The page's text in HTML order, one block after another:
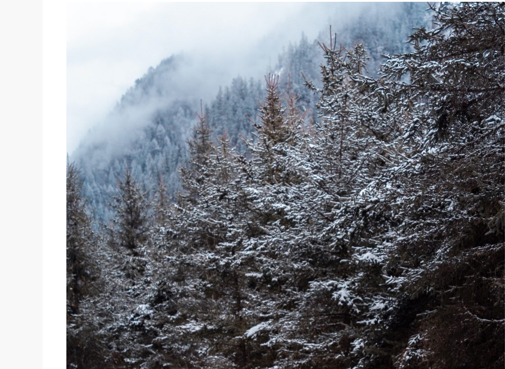
型的轿跑外型让昊铂GT Lite版与生俱来就具备极高的改装潜力，为用户后期的个性化改装留足空间。尤其
对于追求“高颜值”的女性用户，可以通过“轻改装”轻松打造专属风格，完美满足她们对时尚出行座驾的期